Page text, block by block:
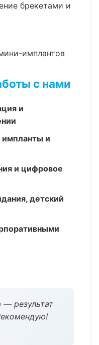
брекетами и
имплантов
с нами
и
импланты и
и цифровое
детский
— результат